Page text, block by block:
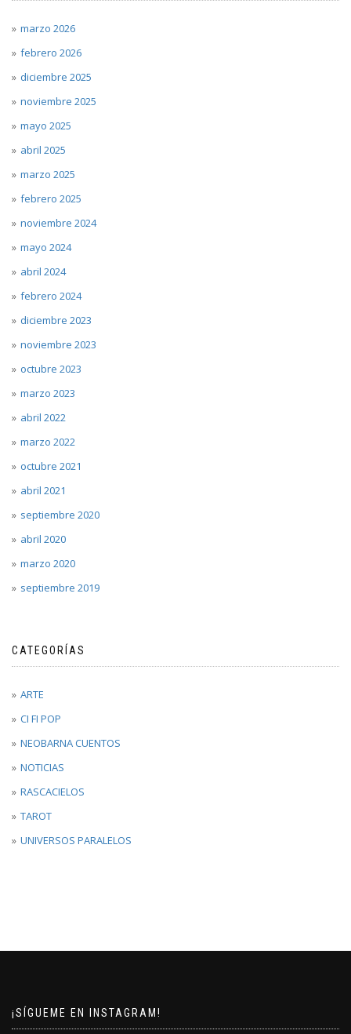
marzo 2026
febrero 2026
diciembre 2025
noviembre 2025
mayo 2025
abril 2025
marzo 2025
febrero 2025
noviembre 2024
mayo 2024
abril 2024
febrero 2024
diciembre 2023
noviembre 2023
octubre 2023
marzo 2023
abril 2022
marzo 2022
octubre 2021
abril 2021
septiembre 2020
abril 2020
marzo 2020
septiembre 2019
CATEGORÍAS
ARTE
CI FI POP
NEOBARNA CUENTOS
NOTICIAS
RASCACIELOS
TAROT
UNIVERSOS PARALELOS
¡SÍGUEME EN INSTAGRAM!